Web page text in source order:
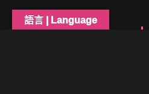
網站資訊
語言 | Language